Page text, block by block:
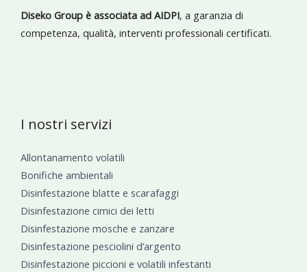
Diseko Group è associata ad AIDPI, a garanzia di
competenza, qualità, interventi professionali certificati.
I nostri servizi
Allontanamento volatili
Bonifiche ambientali
Disinfestazione blatte e scarafaggi
Disinfestazione cimici dei letti
Disinfestazione mosche e zanzare
Disinfestazione pesciolini d’argento
Disinfestazione piccioni e volatili infestanti